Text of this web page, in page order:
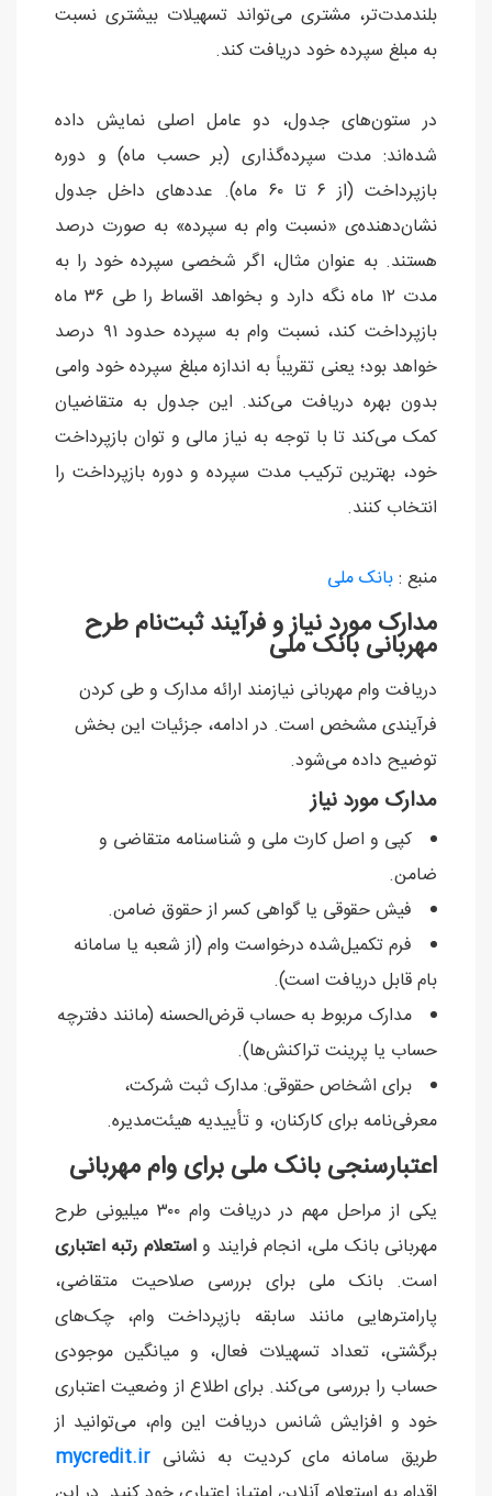
بلندمدت‌تر، مشتری می‌تواند تسهیلات بیشتری نسبت
به مبلغ سپرده خود دریافت کند.
در ستون‌های جدول، دو عامل اصلی نمایش داده
شده‌اند: مدت سپرده‌گذاری (بر حسب ماه) و دوره
بازپرداخت (از ۶ تا ۶۰ ماه). عددهای داخل جدول
نشان‌دهنده‌ی «نسبت وام به سپرده» به صورت درصد
هستند. به عنوان مثال، اگر شخصی سپرده خود را به
مدت ۱۲ ماه نگه دارد و بخواهد اقساط را طی ۳۶ ماه
بازپرداخت کند، نسبت وام به سپرده حدود ۹۱ درصد
خواهد بود؛ یعنی تقریباً به اندازه مبلغ سپرده خود وامی
بدون بهره دریافت می‌کند. این جدول به متقاضیان
کمک می‌کند تا با توجه به نیاز مالی و توان بازپرداخت
خود، بهترین ترکیب مدت سپرده و دوره بازپرداخت را
انتخاب کنند.
منبع :بانک ملی
مدارک مورد نیاز و فرآیند ثبت‌نام طرح
مهربانی بانک ملی
دریافت وام مهربانی نیازمند ارائه مدارک و طی کردن
فرآیندی مشخص است. در ادامه، جزئیات این بخش
توضیح داده می‌شود.
مدارک مورد نیاز
کپی و اصل کارت ملی و شناسنامه متقاضی و
ضامن.
فیش حقوقی یا گواهی کسر از حقوق ضامن.
فرم تکمیل‌شده درخواست وام (از شعبه یا سامانه
بام قابل دریافت است).
مدارک مربوط به حساب قرض‌الحسنه (مانند دفترچه
حساب یا پرینت تراکنش‌ها).
برای اشخاص حقوقی: مدارک ثبت شرکت،
معرفی‌نامه برای کارکنان، و تأییدیه هیئت‌مدیره.
اعتبارسنجی بانک ملی برای وام مهربانی
یکی از مراحل مهم در دریافت وام ۳۰۰ میلیونی طرح
مهربانی بانک ملی، انجام فرایند واستعلام رتبه اعتباری
است. بانک ملی برای بررسی صلاحیت متقاضی،
پارامترهایی مانند سابقه بازپرداخت وام، چک‌های
برگشتی، تعداد تسهیلات فعال، و میانگین موجودی
حساب را بررسی می‌کند. برای اطلاع از وضعیت اعتباری
خود و افزایش شانس دریافت این وام، می‌توانید از
طریق سامانه مای کردیت به نشانی mycredit.ir